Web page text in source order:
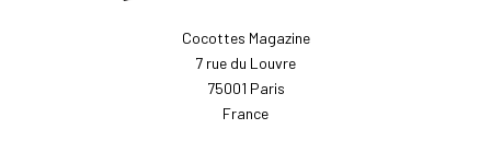
Cocottes Magazine
7 rue du Louvre
75001 Paris
France